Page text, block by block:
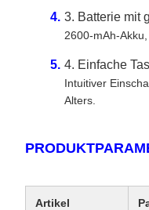
3. Batterie mit
2600-mAh-
4. Einfache
Intuitiver
Alters.
Artikel